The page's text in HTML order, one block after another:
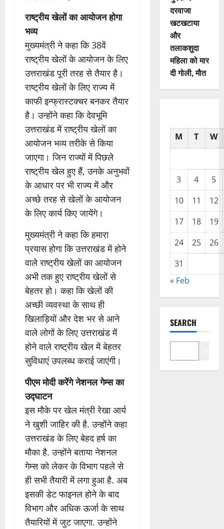
राष्ट्रीय खेलों का आयोजन होगा
भव्य
मुख्यमंत्री ने कहा कि 38वें
राष्ट्रीय खेलों के आयोजन के लिए
उत्तराखंड पूरी तरह से तैयार है।
राष्ट्रीय खेलों के लिए राज्य में
काफी इन्फ्रास्टक्चर बनकर तैयार
है। उन्होंने कहा कि देवभूमि
उत्तराखंड में राष्ट्रीय खेलों का
आयोजन भव्य तरीके से किया
जाएगा। जिन राज्यों में पिछले
राष्ट्रीय खेल हुए हैं, उनके अनुभवों
के आधार पर भी राज्य में और
अच्छे तरह से खेलों के आयोजन
के लिए कार्य किए जायेंगे।
मुख्यमंत्री ने कहा कि हमारा
प्रयास होगा कि उत्तराखंड में होने
वाले राष्ट्रीय खेलों का आयोजन
अभी तक हुए राष्ट्रीय खेलों से
बेहतर हो। कहा कि खेलों की
अच्छी व्यवस्था के साथ ही
खिलाड़ियों और देश भर से आने
वाले लोगों के लिए उत्तराखंड मेंं
होने वाले राष्ट्रीय खेल में बेहतर
सुविधाएं उपलब्ध कराई जाएंगी।
पीएम मोदी करेंगे नेशनल गेम्स का
उद्घाटन
इस मौके पर खेल मंत्री रेखा आर्य
ने खुशी जाहिर की है. उन्होंने कहा
उत्तराखंड के लिए बेहद हर्ष का
मौका है. उन्होंने बताया नेशनल
गेम्स को लेकर के विभाग पहले से
ही सभी तैयारी में लगा हुआ है. अब
इसकी डेट फाइनल होने के बाद
विभाग और अधिक ऊर्जा के साथ
तैयारियों में जुट जाएगा. उन्होंने
दरवाजा
खटखटाया
और
तलाकशुदा
महिला को मार
दी गोली, माैत
M T W
3 4
5
10
11
12
17
18
19
24
25
26
31
« Feb
SEARCH